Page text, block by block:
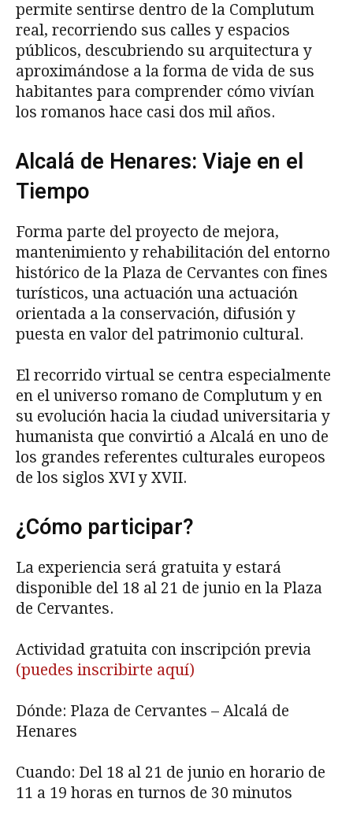
permite sentirse dentro de la Complutum
real, recorriendo sus calles y espacios
públicos, descubriendo su arquitectura y
aproximándose a la forma de vida de sus
habitantes para comprender cómo vivían
los romanos hace casi dos mil años.
Alcalá de Henares: Viaje en el
Tiempo
Forma parte del proyecto de mejora,
mantenimiento y rehabilitación del entorno
histórico de la Plaza de Cervantes con fines
turísticos, una actuación una actuación
orientada a la conservación, difusión y
puesta en valor del patrimonio cultural.
El recorrido virtual se centra especialmente
en el universo romano de Complutum y en
su evolución hacia la ciudad universitaria y
humanista que convirtió a Alcalá en uno de
los grandes referentes culturales europeos
de los siglos XVI y XVII.
¿Cómo participar?
La experiencia será gratuita y estará
disponible del 18 al 21 de junio en la Plaza
de Cervantes.
Actividad gratuita con inscripción previa
(puedes inscribirte aquí)
Dónde: Plaza de Cervantes – Alcalá de
Henares
Cuando: Del 18 al 21 de junio en horario de
11 a 19 horas en turnos de 30 minutos